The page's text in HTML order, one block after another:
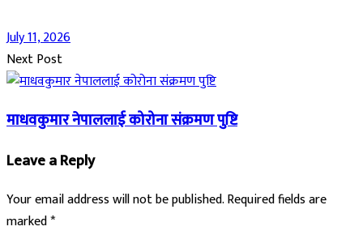
July 11, 2026
Next Post
माधवकुमार नेपाललाई कोरोना संक्रमण पुष्टि
Leave a Reply
Your email address will not be published.Required fields are
marked*